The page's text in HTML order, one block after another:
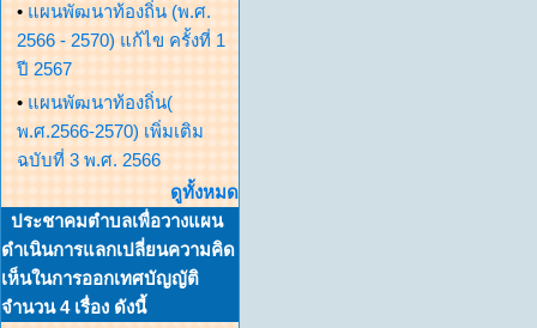
• แผนพัฒนาท้องถิ่น (พ.ศ.
2566 - 2570) แก้ไข ครั้งที่ 1
ปี 2567
• แผนพัฒนาท้องถิ่น(
พ.ศ.2566-2570) เพิ่มเติม
ฉบับที่ 3 พ.ศ. 2566
ดูทั้งหมด
ประชาคมตำบลเพื่อวางแผน
ดำเนินการแลกเปลี่ยนความคิด
เห็นในการออกเทศบัญญัติ
จำนวน 4 เรื่อง ดังนี้